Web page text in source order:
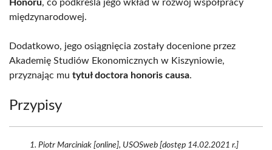
Honoru, co podkreśla jego wkład w rozwój współpracy
międzynarodowej.
Dodatkowo, jego osiągnięcia zostały docenione przez
Akademię Studiów Ekonomicznych w Kiszyniowie,
przyznając mu tytuł doctora honoris causa.
Przypisy
Piotr Marciniak [online], USOSweb [dostęp 14.02.2021 r.]